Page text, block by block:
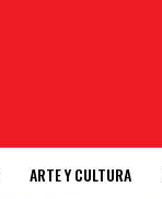
ARTE Y CULTURA